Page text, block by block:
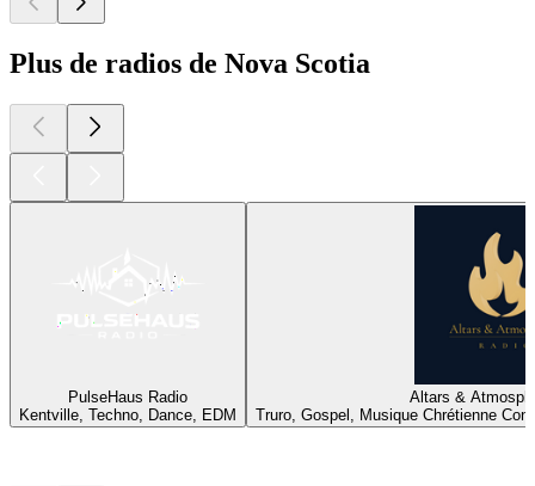
Plus de radios de Nova Scotia
PulseHaus Radio
Kentville, Techno, Dance, EDM
Altars &
Truro, Gospel, Musique Chrétienne